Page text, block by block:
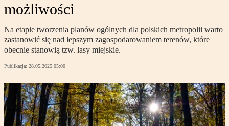
możliwości
Na etapie tworzenia planów ogólnych dla polskich metropolii warto
zastanowić się nad lepszym zagospodarowaniem terenów, które
obecnie stanowią tzw. lasy miejskie.
Publikacja: 28.05.2025 05:00